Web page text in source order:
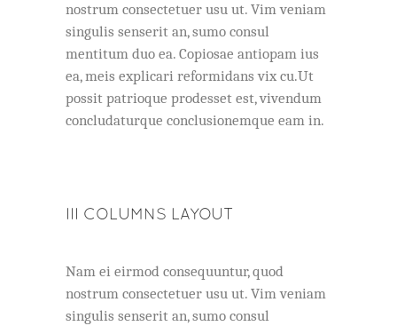
nostrum consectetuer usu ut. Vim veniam
singulis senserit an, sumo consul
mentitum duo ea. Copiosae antiopam ius
ea, meis explicari reformidans vix cu.Ut
possit patrioque prodesset est, vivendum
concludaturque conclusionemque eam in.
III COLUMNS LAYOUT
Nam ei eirmod consequuntur, quod
nostrum consectetuer usu ut. Vim veniam
singulis senserit an, sumo consul